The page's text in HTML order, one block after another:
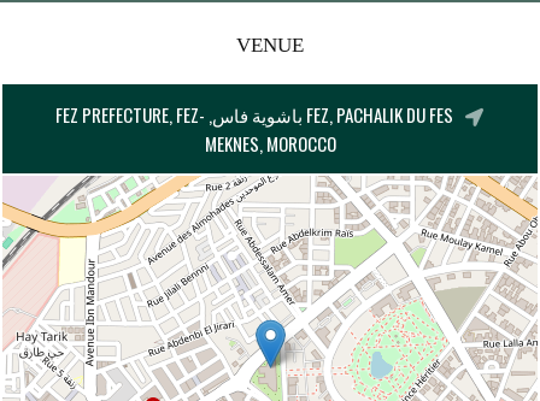
VENUE
FEZ, PACHALIK DU FES باشوية فاس, FEZ PREFECTURE, FEZ-
MEKNES, MOROCCO